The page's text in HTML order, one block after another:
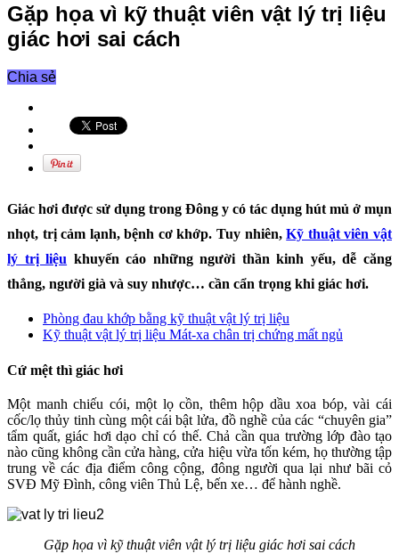
Gặp họa vì kỹ thuật viên vật lý trị liệu
giác hơi sai cách
Chia sẻ
Giác hơi được sử dụng trong Đông y có tác dụng hút mủ ở mụn
nhọt, trị cảm lạnh, bệnh cơ khớp. Tuy nhiên,Kỹ thuật viên vật
lý trị liệu khuyến cáo những người thần kinh yếu, dễ căng
thẳng, người già và suy nhược… cần cẩn trọng khi giác hơi.
Phòng đau khớp bằng kỹ thuật vật lý trị liệu
Kỹ thuật vật lý trị liệu Mát-xa chân trị chứng mất ngủ
Cứ mệt thì giác hơi
Một manh chiếu cói, một lọ cồn, thêm hộp dầu xoa bóp, vài cái
cốc/lọ thủy tinh cùng một cái bật lửa, đồ nghề của các “chuyên gia”
tẩm quất, giác hơi dạo chỉ có thế. Chả cần qua trường lớp đào tạo
nào cũng không cần cửa hàng, cửa hiệu vừa tốn kém, họ thường tập
trung về các địa điểm công cộng, đông người qua lại như bãi cỏ
SVĐ Mỹ Đình, công viên Thủ Lệ, bến xe… để hành nghề.
Gặp họa vì kỹ thuật viên vật lý trị liệu giác hơi sai cách